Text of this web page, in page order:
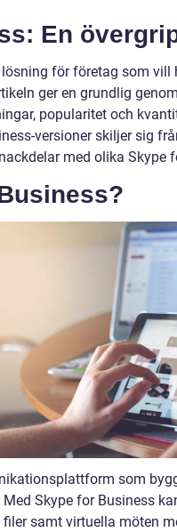
En
för företag som
ger en grundlig
popularitet och
versioner skiljer sig
med olika Skype
som
Skype for Business
samt virtuella möten